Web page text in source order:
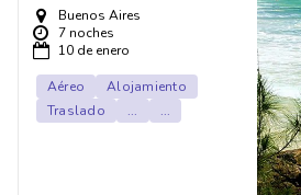
Buenos Aires
7 noches
10 de enero
Aéreo
Alojamiento
Traslado
... ...